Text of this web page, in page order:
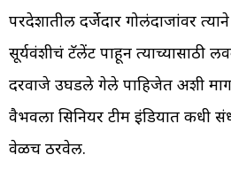
परदेशातील दर्जेदार गोलंदाजांवर
सूर्यवंशीचं टॅलेंट पाहून त्याच्यासाठी
दरवाजे उघडले गेले पाहिजेत अशी
वैभवला सिनियर टीम इंडियात कधी
वेळच ठरवेल.